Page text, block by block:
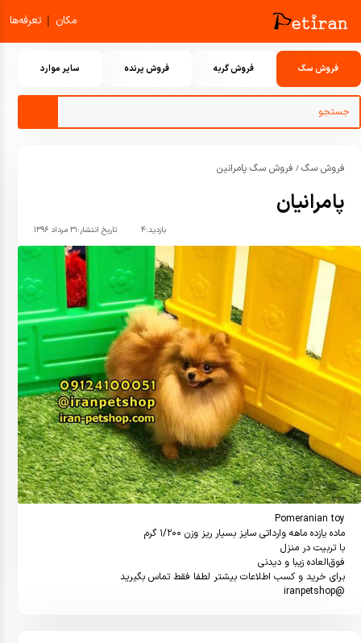
مکان | تعرفه‌ها
فروش سگ فروش گربه فروش پرنده سایر موارد
فروش سگ / فروش سگ پامرانین
پامرانیان
تاریخ انتشار:۳۱ مرداد ۱۳۹۶ بازدید:۴
@iranpetshop